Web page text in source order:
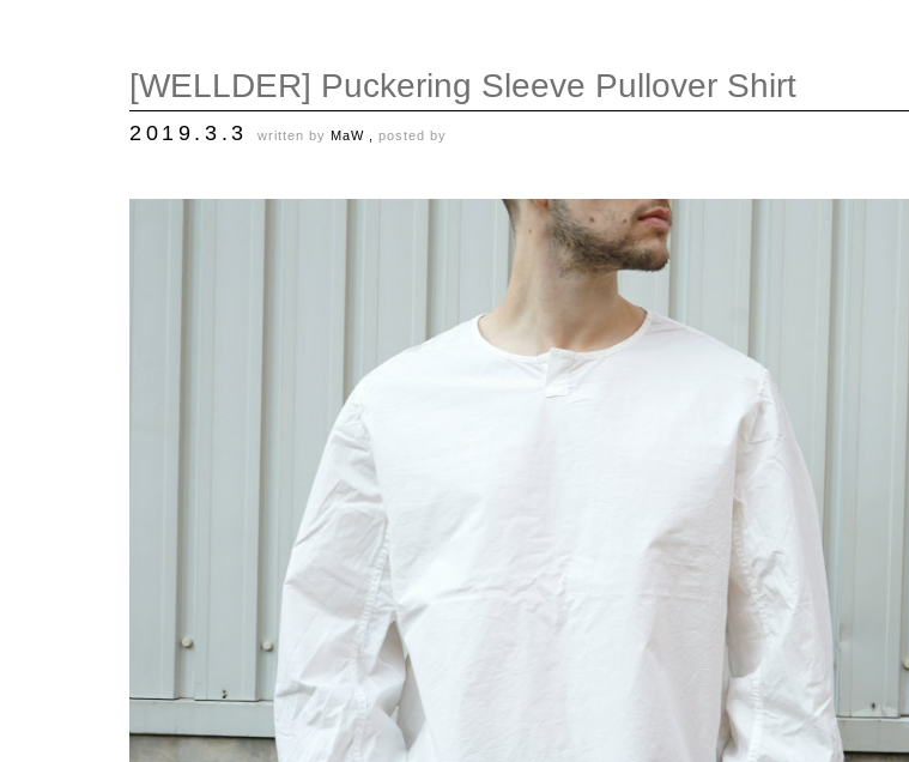
[WELLDER] Puckering Sleeve Pullover Shirt
2019.3.3written byMaW ,posted by